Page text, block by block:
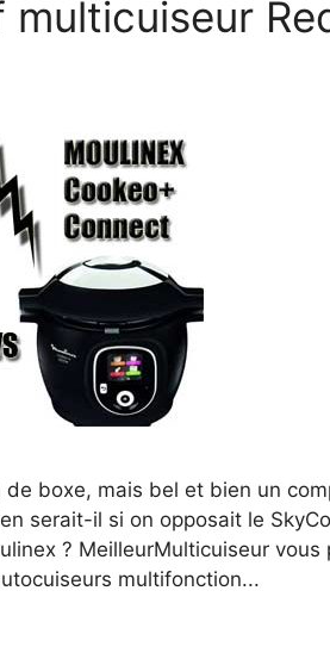
multicuiseur
de boxe, mais bel et bien un
serait-il si on opposait le
? MeilleurMulticuiseur
multifonction...